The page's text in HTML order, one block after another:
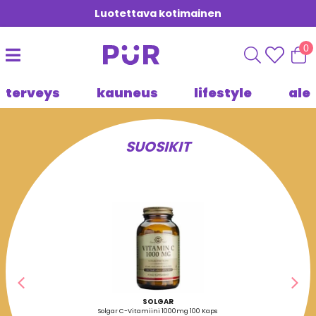
Luotettava kotimainen
0
terveys kauneus lifestyle ale
SUOSIKIT
SOLGAR
Solgar C-Vitamiini 1000mg 100 Kaps
Edellinen